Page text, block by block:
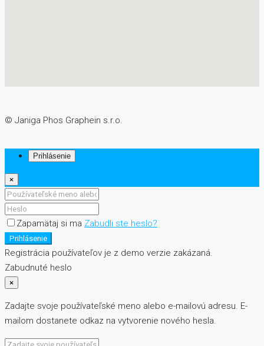
© Janiga Phos Graphein s.r.o.
Prihlásenie
×
Zapamätaj si ma Zabudli ste heslo?
Prihlásenie
Registrácia používateľov je z demo verzie zakázaná.
Zabudnuté heslo
×
Zadajte svoje používateľské meno alebo e-mailovú adresu. E-
mailom dostanete odkaz na vytvorenie nového hesla.